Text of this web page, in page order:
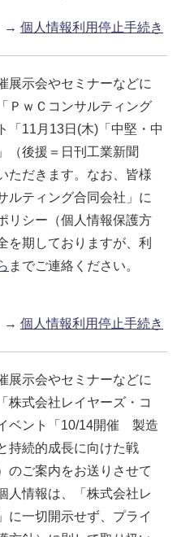
→ 個人情報利用停止手続き
展示会やセミナーなどに
ＰｗＣコンサルティング
「11月13日(木)「中堅・中
（後援＝日刊工業新聞
ただきます。なお、皆様
ルティング合同会社」に
リシー（個人情報保護方
を期しておりますが、利
までご連絡ください。
→ 個人情報利用停止手続き
展示会やセミナーなどに
株式会社レイヤーズ・コ
ベント「10/14開催 製造
持続的成長に向けた戦
のご案内をお送りさせて
人情報は、「株式会社レ
に一切開示せず、プライ